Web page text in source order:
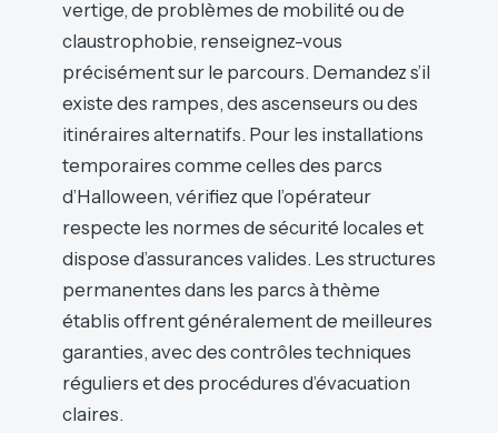
vertige, de problèmes de mobilité ou de
claustrophobie, renseignez-vous
précisément sur le parcours. Demandez s’il
existe des rampes, des ascenseurs ou des
itinéraires alternatifs. Pour les installations
temporaires comme celles des parcs
d’Halloween, vérifiez que l’opérateur
respecte les normes de sécurité locales et
dispose d’assurances valides. Les structures
permanentes dans les parcs à thème
établis offrent généralement de meilleures
garanties, avec des contrôles techniques
réguliers et des procédures d’évacuation
claires.